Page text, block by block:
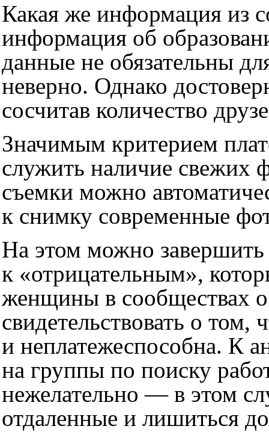
Какая же информация из
информация об
данные не обязательны
неверно. Однако
сосчитав количество
Значимым критерием
служить наличие свежих
съемки можно
к снимку современные
На этом можно завершить
к «отрицательным»,
женщины в сообществах о
свидетельствовать о том,
и неплатежеспособна. К
на группы по поиску
нежелательно — в этом
отдаленные и лишиться